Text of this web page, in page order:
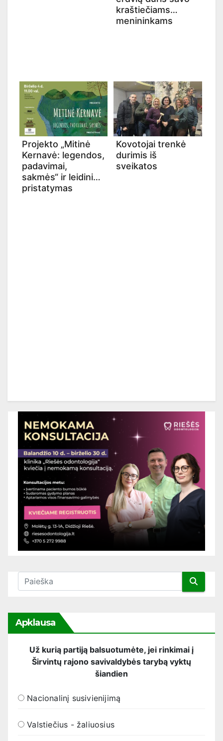
kraštiečiams
menininkams
Projekto „Mitinė
Kernavė: legendos,
padavimai,
sakmės“ ir leidinio
pristatymas
Kovotojai trenkė
durimis iš
sveikatos
Apklausa
Už kurią partiją balsuotumėte, jei rinkimai į
Širvintų rajono savivaldybės tarybą vyktų
šiandien
Nacionalinį susivienijimą
Valstiečius - žaliuosius